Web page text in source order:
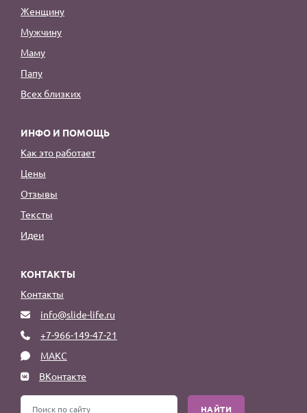
Женщину
Мужчину
Маму
Папу
Всех близких
ИНФО И ПОМОЩЬ
Как это работает
Цены
Отзывы
Тексты
Идеи
КОНТАКТЫ
Контакты
info@slide-life.ru
+7-966-149-47-21
МАКС
ВКонтакте
НАЙТИ